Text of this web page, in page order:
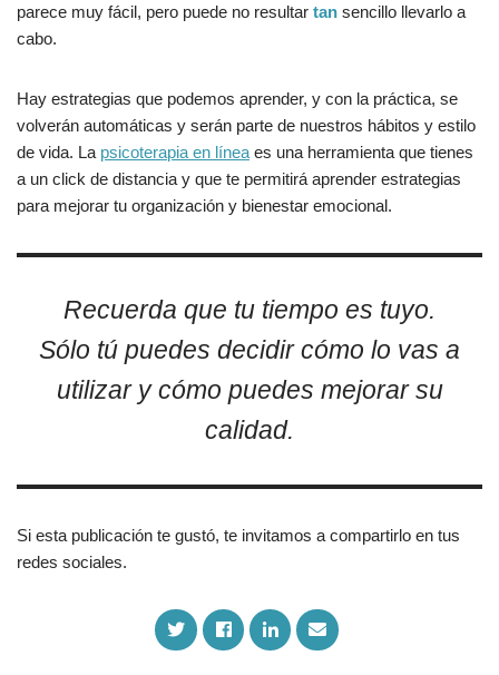
parece muy fácil, pero puede no resultar tan sencillo llevarlo a
cabo.
Hay estrategias que podemos aprender, y con la práctica, se
volverán automáticas y serán parte de nuestros hábitos y estilo
de vida. La psicoterapia en línea es una herramienta que tienes
a un click de distancia y que te permitirá aprender estrategias
para mejorar tu organización y bienestar emocional.
Recuerda que tu tiempo es tuyo.
Sólo tú puedes decidir cómo lo vas a
utilizar y cómo puedes mejorar su
calidad.
Si esta publicación te gustó, te invitamos a compartirlo en tus
redes sociales.
S
h
S
h
S
h
S
h